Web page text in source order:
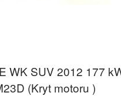
WK SUV 2012 177
(Kryt motoru )